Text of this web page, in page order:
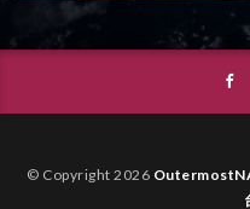
© Copyright 2026